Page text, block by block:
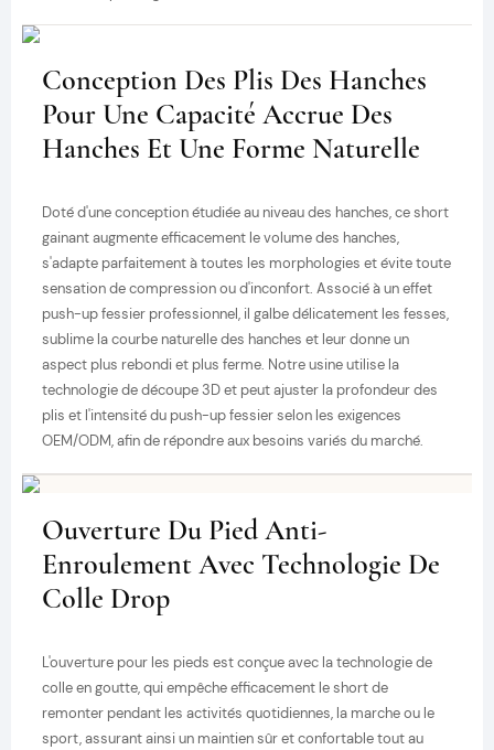
Conception Des Plis Des Hanches
Pour Une Capacité Accrue Des
Hanches Et Une Forme Naturelle
Doté d'une conception étudiée au niveau des hanches, ce short
gainant augmente efficacement le volume des hanches,
s'adapte parfaitement à toutes les morphologies et évite toute
sensation de compression ou d'inconfort. Associé à un effet
push-up fessier professionnel, il galbe délicatement les fesses,
sublime la courbe naturelle des hanches et leur donne un
aspect plus rebondi et plus ferme. Notre usine utilise la
technologie de découpe 3D et peut ajuster la profondeur des
plis et l'intensité du push-up fessier selon les exigences
OEM/ODM, afin de répondre aux besoins variés du marché.
Ouverture Du Pied Anti-
Enroulement Avec Technologie De
Colle Drop
L'ouverture pour les pieds est conçue avec la technologie de
colle en goutte, qui empêche efficacement le short de
remonter pendant les activités quotidiennes, la marche ou le
sport, assurant ainsi un maintien sûr et confortable tout au